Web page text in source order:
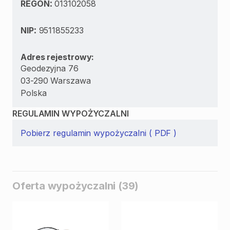
REGON:013102058
NIP: 9511855233
Adres rejestrowy:
Geodezyjna 76
03-290 Warszawa
Polska
REGULAMIN WYPOŻYCZALNI
Pobierz regulamin wypożyczalni ( PDF )
Oferta wypożyczalni (39)